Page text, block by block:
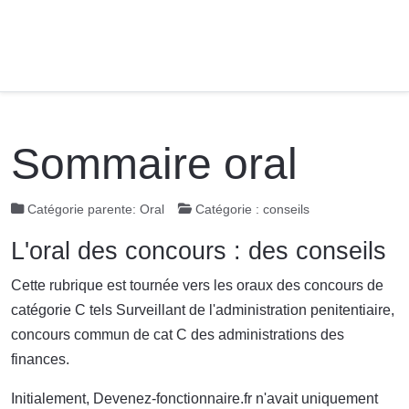
Sommaire oral
Catégorie parente: Oral Catégorie : conseils
L'oral des concours : des conseils
Cette rubrique est tournée vers les oraux des concours de
catégorie C tels Surveillant de l'administration penitentiaire,
concours commun de cat C des administrations des
finances.
Initialement, Devenez-fonctionnaire.fr n'avait uniquement